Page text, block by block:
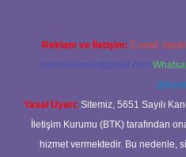
Reklam ve İletişim: E-mail:
forumhizmeti@gmail.com
Yasal Uyarı: Sitemiz, 5651 Sayılı
İletişim Kurumu (BTK) tarafından
hizmet vermektedir. Bu nedenle,